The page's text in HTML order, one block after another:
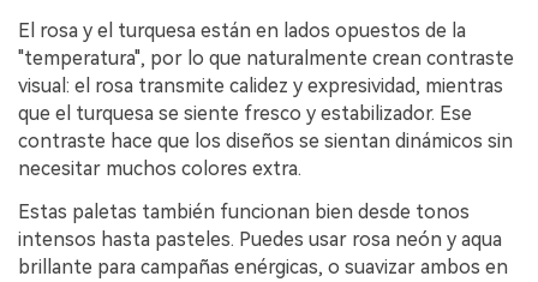
El rosa y el turquesa están en lados opuestos de la
"temperatura", por lo que naturalmente crean contraste
visual: el rosa transmite calidez y expresividad, mientras
que el turquesa se siente fresco y estabilizador. Ese
contraste hace que los diseños se sientan dinámicos sin
necesitar muchos colores extra.
Estas paletas también funcionan bien desde tonos
intensos hasta pasteles. Puedes usar rosa neón y aqua
brillante para campañas enérgicas, o suavizar ambos en